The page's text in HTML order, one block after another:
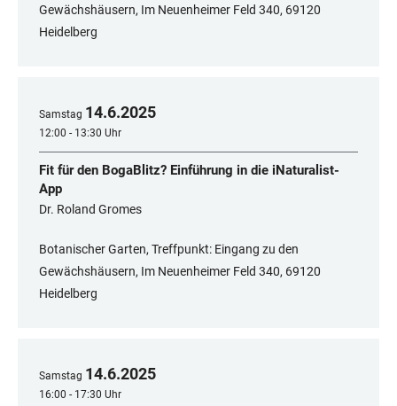
Gewächshäusern, Im Neuenheimer Feld 340, 69120
Heidelberg
Samstag 14.6.2025
12:00 - 13:30 Uhr
Fit für den BogaBlitz? Einführung in die iNaturalist-
App
Dr. Roland Gromes
Botanischer Garten, Treffpunkt: Eingang zu den
Gewächshäusern, Im Neuenheimer Feld 340, 69120
Heidelberg
Samstag 14.6.2025
16:00 - 17:30 Uhr